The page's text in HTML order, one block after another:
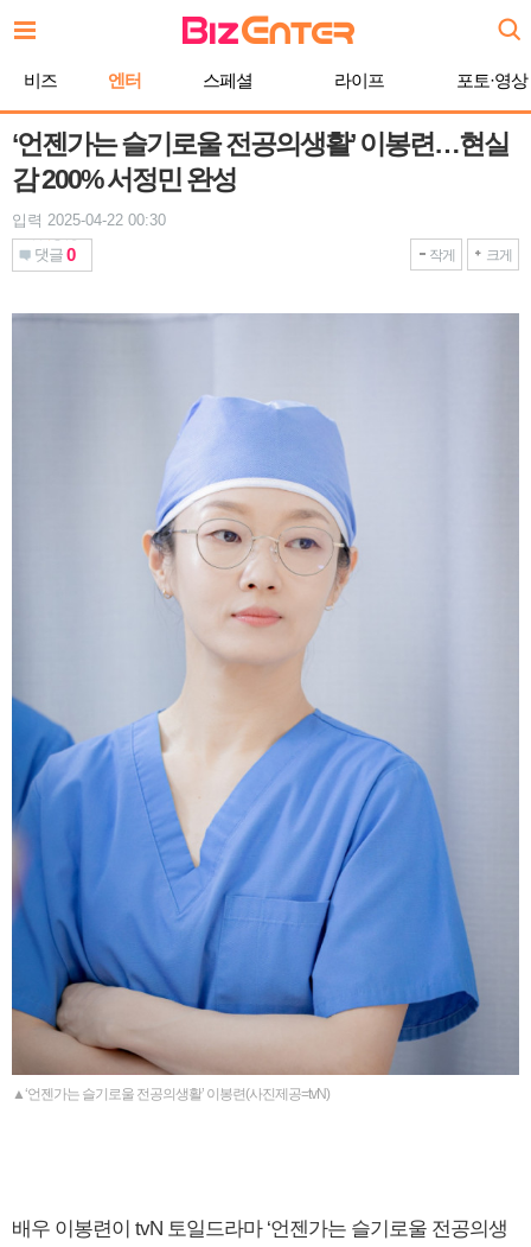
문
비즈 엔터 스페셜 라이프 포토·영상
‘언젠가는 슬기로울 전공의생활’ 이봉련…현실
감 200% 서정민 완성
입력 2025-04-22 00:30
댓글 0 작게 크게
▲‘언젠가는 슬기로울 전공의생활’ 이봉련(사진제공=tvN)
배우 이봉련이 tvN 토일드라마 ‘언젠가는 슬기로울 전공의생